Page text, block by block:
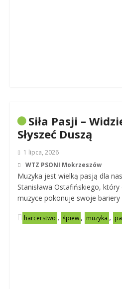
Siła Pasji –
Słyszeć Duszą
1 lipca, 2026
WTZ PSONI Mokrzeszów
Muzyka jest wielką pasją dla
Stanisława Ostafińskiego, który
muzyce pokonuje swoje
harcerstwo , śpiew , muzyka ,